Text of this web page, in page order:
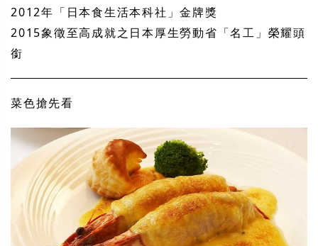
2012年「日本食生活本科社」金牌獎
2015象徵至高成就之日本厚生勞動省「名工」榮耀頭
銜
菜色搶先看